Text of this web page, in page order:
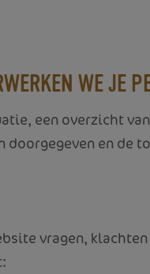
WE JE
een overzicht
doorgegeven en de
vragen,